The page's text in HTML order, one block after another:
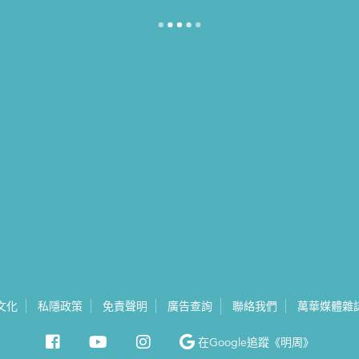
化 私隱政策 免責聲明 廣告查詢 聯絡我們 萬華媒體雜
在Google追蹤《明周》